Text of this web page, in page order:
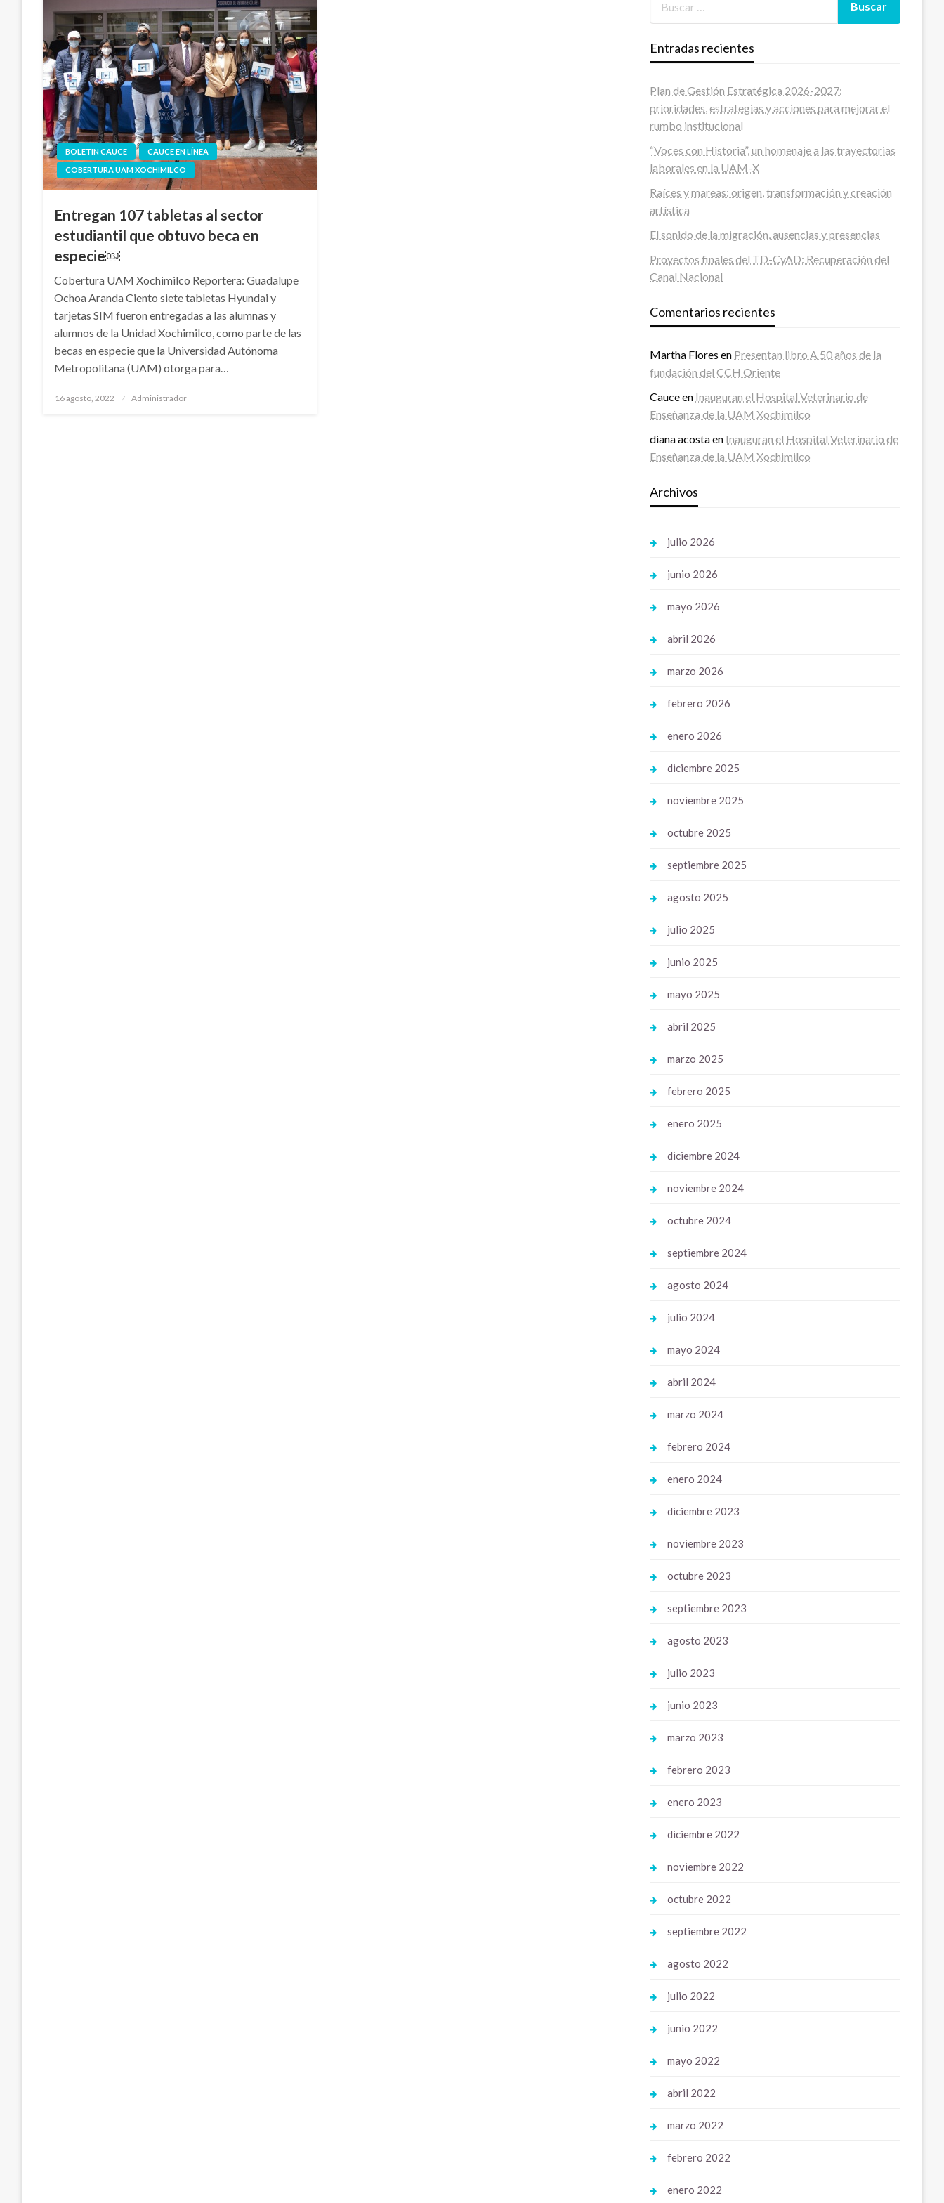
BOLETIN CAUCE
CAUCE EN LÍNEA
COBERTURA UAM XOCHIMILCO
Entregan 107 tabletas al sector
estudiantil que obtuvo beca en
especie￼
Cobertura UAM Xochimilco Reportera: Guadalupe
Ochoa Aranda Ciento siete tabletas Hyundai y
tarjetas SIM fueron entregadas a las alumnas y
alumnos de la Unidad Xochimilco, como parte de las
becas en especie que la Universidad Autónoma
Metropolitana (UAM) otorga para…
Publicado
16 agosto, 2022 Administrador
Entradas recientes
Plan de Gestión Estratégica 2026-2027:
prioridades, estrategias y acciones para mejorar el
rumbo institucional
“Voces con Historia”, un homenaje a las trayectorias
laborales en la UAM-X
Raíces y mareas: origen, transformación y creación
artística
El sonido de la migración, ausencias y presencias
Proyectos finales del TD-CyAD: Recuperación del
Canal Nacional
Comentarios recientes
Martha Flores en Presentan libro A 50 años de la
fundación del CCH Oriente
Cauceen Inauguran el Hospital Veterinario de
Enseñanza de la UAM Xochimilco
diana acostaen Inauguran el Hospital Veterinario de
Enseñanza de la UAM Xochimilco
Archivos
julio 2026
junio 2026
mayo 2026
abril 2026
marzo 2026
febrero 2026
enero 2026
diciembre 2025
noviembre 2025
octubre 2025
septiembre 2025
agosto 2025
julio 2025
junio 2025
mayo 2025
abril 2025
marzo 2025
febrero 2025
enero 2025
diciembre 2024
noviembre 2024
octubre 2024
septiembre 2024
agosto 2024
julio 2024
mayo 2024
abril 2024
marzo 2024
febrero 2024
enero 2024
diciembre 2023
noviembre 2023
octubre 2023
septiembre 2023
agosto 2023
julio 2023
junio 2023
marzo 2023
febrero 2023
enero 2023
diciembre 2022
noviembre 2022
octubre 2022
septiembre 2022
agosto 2022
julio 2022
junio 2022
mayo 2022
abril 2022
marzo 2022
febrero 2022
enero 2022